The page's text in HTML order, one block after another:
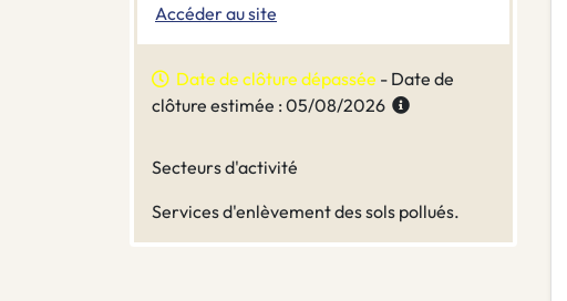
Accéder au site
Date de clôture dépassée - Date de
clôture estimée : 05/08/2026
Secteurs d'activité
Services d'enlèvement des sols pollués.